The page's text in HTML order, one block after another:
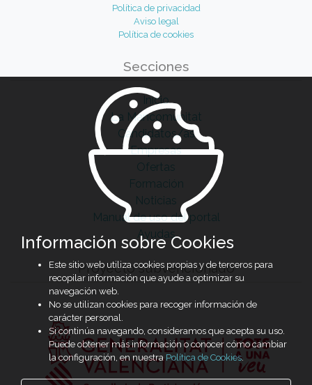
Política de privacidad
Aviso legal
Política de cookies
Secciones
Inicio
La Mancomunitat
Candidatos/as
Empresas
Ofertas
Formación
Noticias
Manual de uso del portal
Ayudas
Proyecto subvencionado
Información sobre Cookies
Este sitio web utiliza cookies propias y de terceros para
recopilar información que ayude a optimizar su
navegación web.
No se utilizan cookies para recoger información de
carácter personal.
Si continúa navegando, consideramos que acepta su uso.
Puede obtener más información o conocer cómo cambiar
la configuración, en nuestra Política de Cookies.